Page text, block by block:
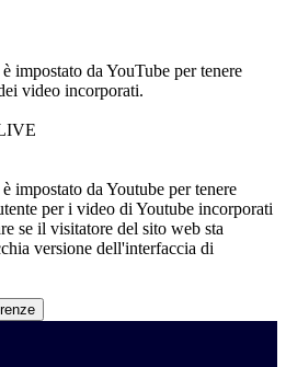
impostato da YouTube per tenere
video incorporati.
impostato da Youtube per tenere
per i video di Youtube incorporati
se il visitatore del sito web sta
versione dell'interfaccia di